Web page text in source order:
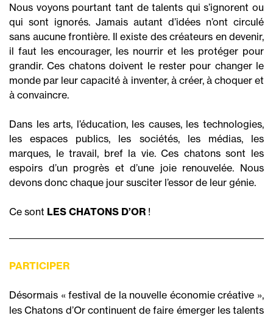
Nous voyons pourtant tant de talents qui s’ignorent ou
qui sont ignorés. Jamais autant d’idées n’ont circulé
sans aucune frontière. Il existe des créateurs en devenir,
il faut les encourager, les nourrir et les protéger pour
grandir. Ces chatons doivent le rester pour changer le
monde par leur capacité à inventer, à créer, à choquer et
à convaincre.
Dans les arts, l’éducation, les causes, les technologies,
les espaces publics, les sociétés, les médias, les
marques, le travail, bref la vie. Ces chatons sont les
espoirs d’un progrès et d’une joie renouvelée. Nous
devons donc chaque jour susciter l’essor de leur génie.
Ce sont LES CHATONS D’OR !
PARTICIPER
Désormais « festival de la nouvelle économie créative »,
les Chatons d’Or continuent de faire émerger les talents